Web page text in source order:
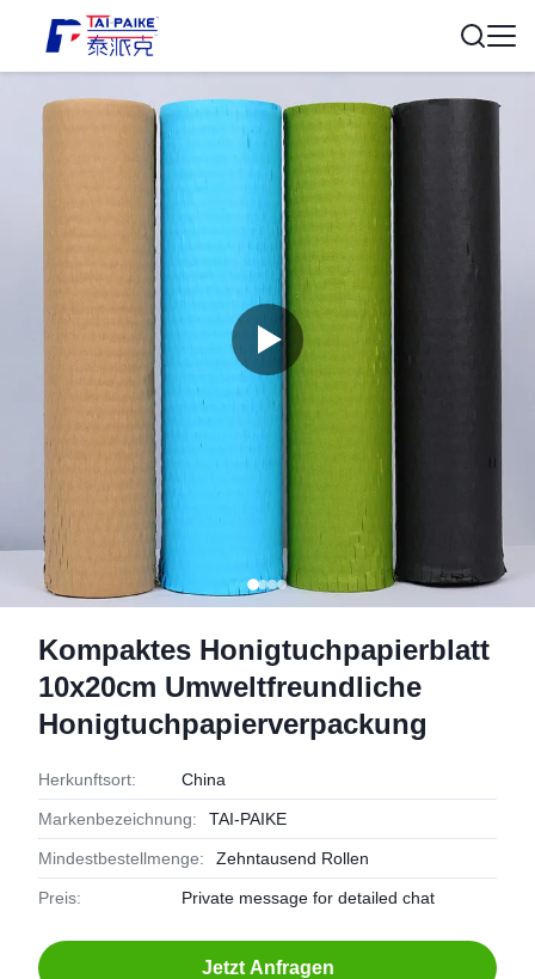
Kompaktes Honigtuchpapierblatt
10x20cm Umweltfreundliche
Honigtuchpapierverpackung
Herkunftsort: China
Markenbezeichnung: TAI-PAIKE
Mindestbestellmenge: Zehntausend Rollen
Preis: Private message for detailed chat
Jetzt Anfragen